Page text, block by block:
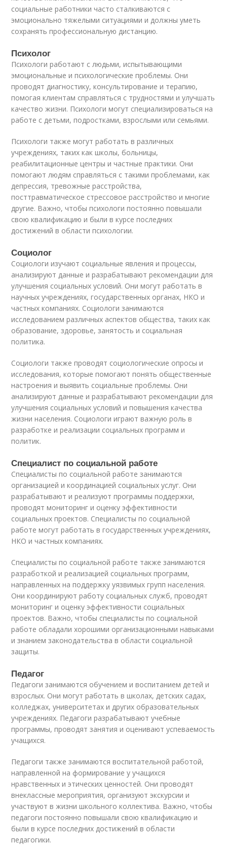
социальные работники часто сталкиваются с
эмоционально тяжелыми ситуациями и должны уметь
сохранять профессиональную дистанцию.
Психолог
Психологи работают с людьми, испытывающими
эмоциональные и психологические проблемы. Они
проводят диагностику, консультирование и терапию,
помогая клиентам справляться с трудностями и улучшать
качество жизни. Психологи могут специализироваться на
работе с детьми, подростками, взрослыми или семьями.
Психологи также могут работать в различных
учреждениях, таких как школы, больницы,
реабилитационные центры и частные практики. Они
помогают людям справляться с такими проблемами, как
депрессия, тревожные расстройства,
посттравматическое стрессовое расстройство и многие
другие. Важно, чтобы психологи постоянно повышали
свою квалификацию и были в курсе последних
достижений в области психологии.
Социолог
Социологи изучают социальные явления и процессы,
анализируют данные и разрабатывают рекомендации для
улучшения социальных условий. Они могут работать в
научных учреждениях, государственных органах, НКО и
частных компаниях. Социологи занимаются
исследованием различных аспектов общества, таких как
образование, здоровье, занятость и социальная
политика.
Социологи также проводят социологические опросы и
исследования, которые помогают понять общественные
настроения и выявить социальные проблемы. Они
анализируют данные и разрабатывают рекомендации для
улучшения социальных условий и повышения качества
жизни населения. Социологи играют важную роль в
разработке и реализации социальных программ и
политик.
Специалист по социальной работе
Специалисты по социальной работе занимаются
организацией и координацией социальных услуг. Они
разрабатывают и реализуют программы поддержки,
проводят мониторинг и оценку эффективности
социальных проектов. Специалисты по социальной
работе могут работать в государственных учреждениях,
НКО и частных компаниях.
Специалисты по социальной работе также занимаются
разработкой и реализацией социальных программ,
направленных на поддержку уязвимых групп населения.
Они координируют работу социальных служб, проводят
мониторинг и оценку эффективности социальных
проектов. Важно, чтобы специалисты по социальной
работе обладали хорошими организационными навыками
и знанием законодательства в области социальной
защиты.
Педагог
Педагоги занимаются обучением и воспитанием детей и
взрослых. Они могут работать в школах, детских садах,
колледжах, университетах и других образовательных
учреждениях. Педагоги разрабатывают учебные
программы, проводят занятия и оценивают успеваемость
учащихся.
Педагоги также занимаются воспитательной работой,
направленной на формирование у учащихся
нравственных и этических ценностей. Они проводят
внеклассные мероприятия, организуют экскурсии и
участвуют в жизни школьного коллектива. Важно, чтобы
педагоги постоянно повышали свою квалификацию и
были в курсе последних достижений в области
педагогики.